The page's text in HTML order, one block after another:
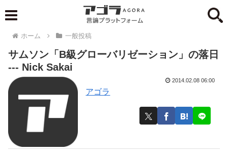
ホーム 一般投稿
サムソン「B級グローバリゼーション」の落日
--- Nick Sakai
アゴラ
2014.02.08 06:00